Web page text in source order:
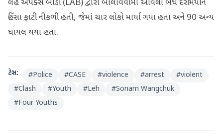
લેહ એપેક્સ બોડી (LAB) દ્વારા બોલાવવામાં આવેલા બંધ દરમિયાન
હિંસા ફાટી નીકળી હતી, જેમાં ચાર લોકો માર્યા ગયા હતા અને 90 અન્ય
ઘાયલ થયા હતા.
ટેગ્સ: #Police #CASE #violence #arrest #violent
#Clash #Youth #Leh #Sonam Wangchuk
#Four Youths